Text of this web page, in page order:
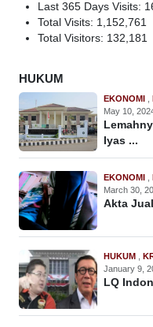
Last 365 Days Visits:
Total Visits: 1,152,761
Total Visitors: 132,181
HUKUM
EKONOMI ,
May 10,
Iyas ...
EKONOMI ,
March 30,
Akta
HUKUM ,
January 9,
LQ